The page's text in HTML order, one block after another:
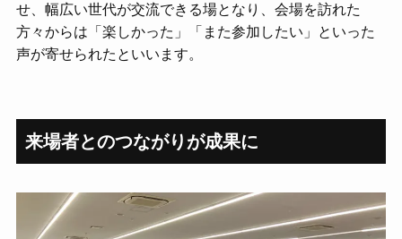
せ、幅広い世代が交流できる場となり、会場を訪れた
方々からは「楽しかった」「また参加したい」といった
声が寄せられたといいます。
来場者とのつながりが成果に